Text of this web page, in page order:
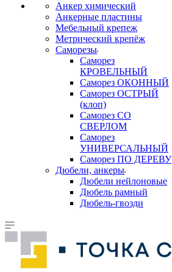
Анкер химический
Анкерные пластины
Мебельный крепеж
Метрический крепёж
Саморезы
Саморез
КРОВЕЛЬНЫЙ
Саморез ОКОННЫЙ
Саморез ОСТРЫЙ
(клоп)
Саморез СО
СВЕРЛОМ
Саморез
УНИВЕРСАЛЬНЫЙ
Саморез ПО ДЕРЕВУ
Дюбели, анкеры
Дюбели нейлоновые
Дюбель рамный
Дюбель-гвозди